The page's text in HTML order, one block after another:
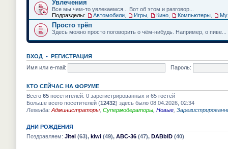
Увлечения
Все мы чем-то увлекаемся... Вот об этом и разговор...
Подразделы:
Автомобили Игры Кино Компьютеры
Просто трёп
Здесь можно просто поговорить о чём-нибудь. Например, о пиве...
ВХОД • РЕГИСТРАЦИЯ
Имя или e-mail:
Пароль:
КТО СЕЙЧАС НА ФОРУМЕ
Всего 65 посетителей: 0 зарегистрированных и 65 гостей
Больше всего посетителей (12432) здесь было 08.04.2026, 02:34
Легенда: Администраторы Супермодераторы Новые
ДНИ РОЖДЕНИЯ
Поздравляем: Jitel (63), kiwi (49), АВС-36 (47), DABbID (40)